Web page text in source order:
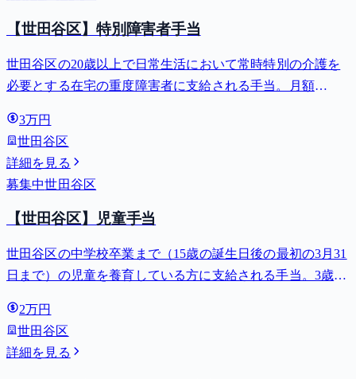
【世田谷区】特別障害者手当
世田谷区の20歳以上で日常生活において常時特別の介護を
必要とする在宅の重度障害者に支給される手当。月額
3万円
世田谷区
詳細を見る
募集中世田谷区
【世田谷区】児童手当
世田谷区の中学校卒業まで（15歳の誕生日後の最初の3月31
日まで）の児童を養育している方に支給される手当。3歳未
（第3子以降は15,000円）、中学生は月額10,000円。
2万円
世田谷区
詳細を見る